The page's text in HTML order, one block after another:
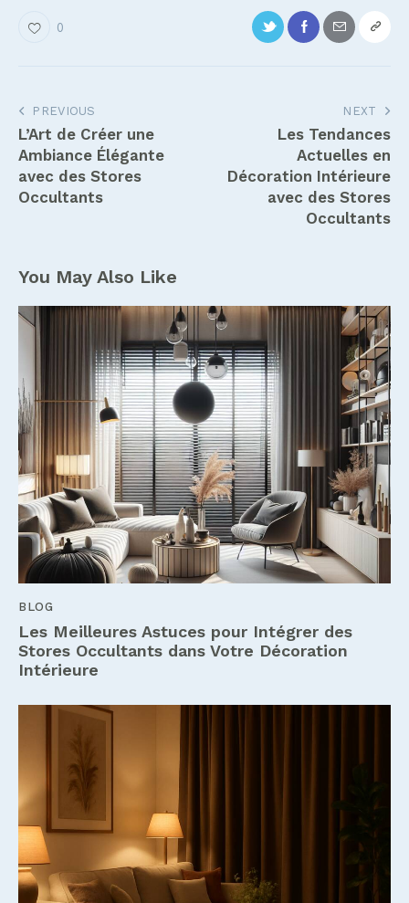
0
Navigation
de
l’article
PREVIOUS
L’Art de Créer une
Ambiance Élégante
avec des Stores
Occultants
NEXT
Les Tendances
Actuelles en
Décoration Intérieure
avec des Stores
Occultants
You May Also Like
BLOG
Les Meilleures Astuces pour Intégrer des
Stores Occultants dans Votre Décoration
Intérieure